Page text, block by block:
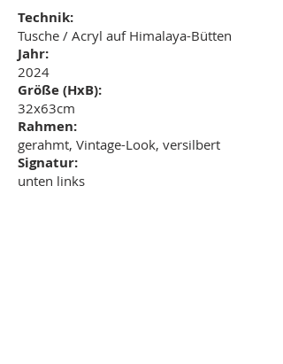
Technik:
Tusche / Acryl auf Himalaya-Bütten
Jahr:
2024
Größe (HxB):
32x63cm
Rahmen:
gerahmt, Vintage-Look, versilbert
Signatur:
unten links